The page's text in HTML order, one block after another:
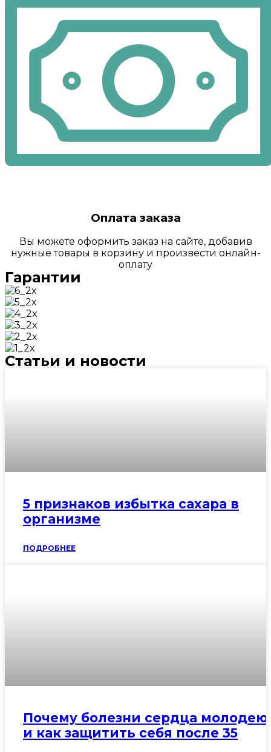
Оплата заказа
Вы можете оформить заказ на сайте, добавив
нужные товары в корзину и произвести онлайн-
оплату
Гарантии
Статьи и новости
5 признаков избытка сахара в
организме
ПОДРОБНЕЕ
Почему болезни сердца
и как защитить себя после 35